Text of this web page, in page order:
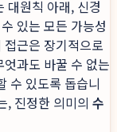
대원칙 아래, 신경
있는 모든 가능성
근은 장기적으로
과도 바꿀 수 없는
수 있도록 돕습니
, 진정한 의미의 수